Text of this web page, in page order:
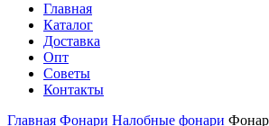
Главная
Каталог
Доставка
Опт
Советы
Контакты
Главная Фонари Налобные фонари